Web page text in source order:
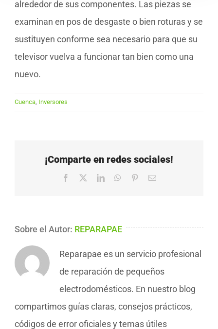
alrededor de sus componentes. Las piezas se
examinan en pos de desgaste o bien roturas y se
sustituyen conforme sea necesario para que su
televisor vuelva a funcionar tan bien como una
nuevo.
Cuenca Inversores
¡Comparte en redes sociales!
Facebook LinkedInWhatsApp
PinterestCorreo
Sobre el Autor: REPARAPAE
Reparapae es un servicio profesional
de reparación de pequeños
electrodomésticos. En nuestro blog
compartimos guías claras, consejos prácticos,
códigos de error oficiales y temas útiles